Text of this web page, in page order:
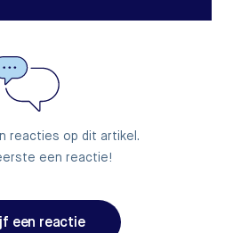
reacties op dit artikel.
een reactie!
een reactie